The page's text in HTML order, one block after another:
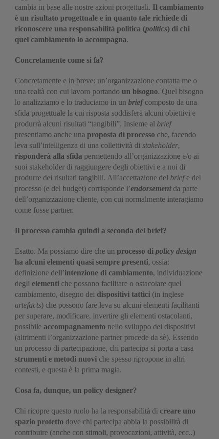
cambia in base alle nostre azioni progettuali. Il cambiamento
è un risultato progettuale e in quanto tale richiede di
riconoscere una responsabilità politica (politics) di chi
quel cambiamento lo accompagna.
Concretamente come si fa?
Concretamente e in breve: un’organizzazione contatta me o
una realtà con cui lavoro portando un bisogno. Quel bisogno
lo analizziamo e lo traduciamo in un brief composto da una
sfida progettuale la cui risposta soddisferà alcuni obiettivi e
produrrà alcuni risultati “tangibili”. Insieme al brief
presentiamo anche una proposta di processo che, facendo
leva sull’intelligenza di una collettività di stakeholder,
risponderà alla sfida permettendo all’organizzazione e/o ai
suoi stakeholder di raggiungere degli obiettivi e a noi di
produrre dei risultati tangibili. All’accettazione del briefe del
processo (e del budget) corrisponde l’endorsementda parte
dell’organizzazione cliente, con cui normalmente interagiamo
come fosse partner.
Il processo cambia quindi a seconda del brief?
Esatto. Ma possiamo dire che un processo di policy design
ha alcuni elementi quasi sempre presenti, ossia:
definizione dell’intenzione di cambiamento, individuazione
degli elementi che possono facilitare o ostacolare quel
cambiamento, disegno dei dispositivi tattici (in inglese
artefacts) che possono fare leva su alcuni elementi facilitanti
per superare, modificare, invertire gli elementi ostacolanti,
possibile accompagnamento nello sviluppo dei dispositivi
(altrimenti l’organizzazione partner procede da sè). Essendo
un processo di partecipazione, chi partecipa si porta a casa
strumenti e metodi nuovi che spesso ripropone in altri
contesti, e questa è la prima magia.
Cosa fa, dunque, un policy designer?
Chi ricopre questo ruolo ha la responsabilità di creare uno
spazio protetto dove chi partecipa abbia la possibilità di
contribuire (anche con stimoli, provocazioni, attività, ecc..)